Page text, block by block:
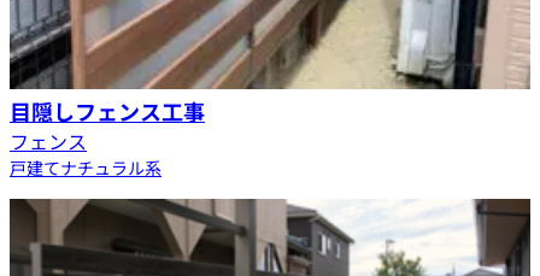
目隠しフェンス工事
フェンス
戸建てナチュラル系